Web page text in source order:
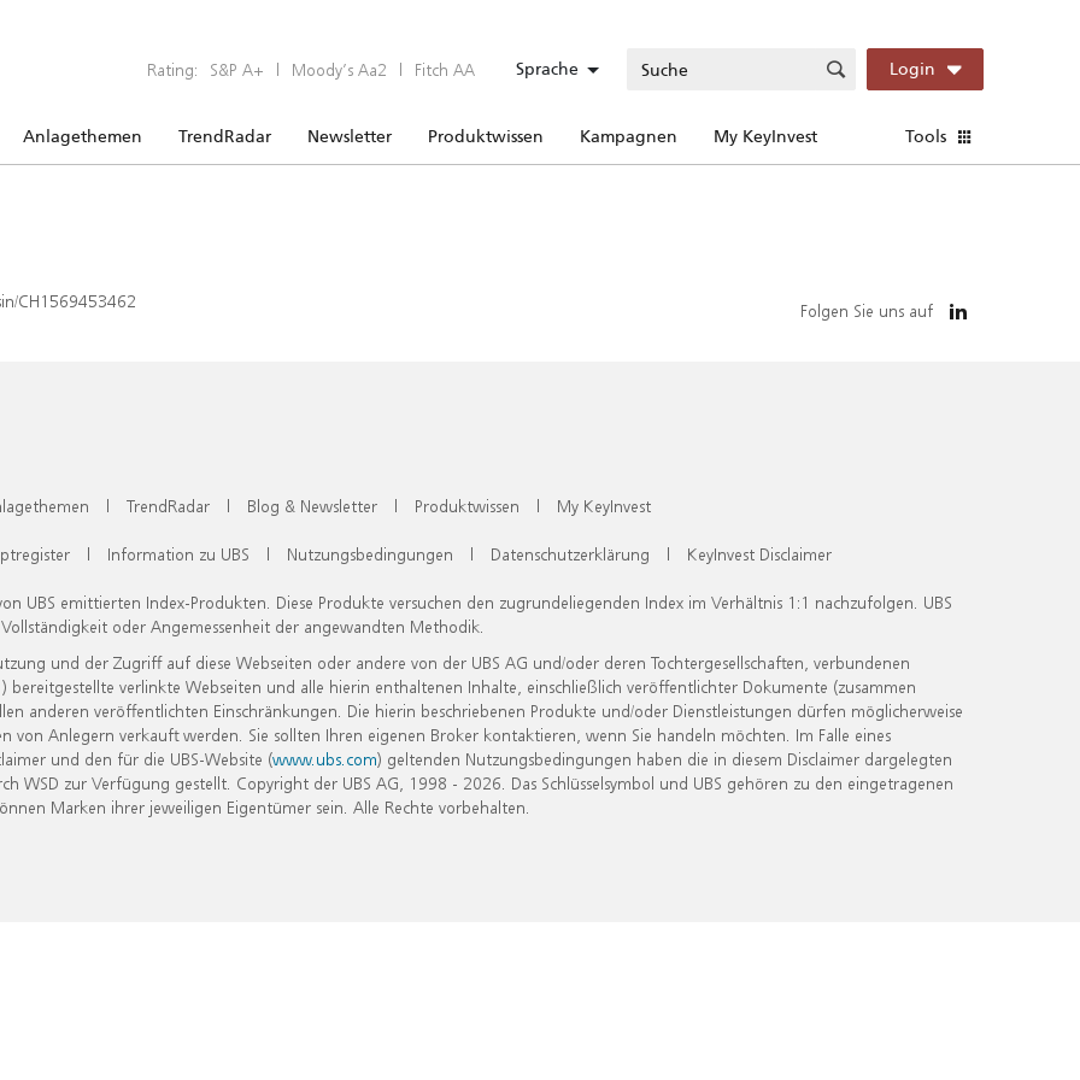
Rating: S&P A+ | Moody’s Aa2 | Fitch AA Sprache Login
Anlagethemen TrendRadar Newsletter Produktwissen Kampagnen My KeyInvest Tools
CH1569453462 Folgen Sie uns auf
| TrendRadar | Blog & Newsletter | Produktwissen | My KeyInvest
| Information zu UBS | Nutzungsbedingungen | Datenschutzerklärung | KeyInvest Disclaimer
UBS emittierten Index-Produkten. Diese Produkte versuchen den zugrundeliegenden Index im Verhältnis 1:1 nachzufolgen. UBS
oder Angemessenheit der angewandten Methodik.
und der Zugriff auf diese Webseiten oder andere von der UBS AG und/oder deren Tochtergesellschaften, verbundenen
verlinkte Webseiten und alle hierin enthaltenen Inhalte, einschließlich veröffentlichter Dokumente (zusammen
anderen veröffentlichten Einschränkungen. Die hierin beschriebenen Produkte und/oder Dienstleistungen dürfen möglicherweise
Anlegern verkauft werden. Sie sollten Ihren eigenen Broker kontaktieren, wenn Sie handeln möchten. Im Falle eines
und den für die UBS-Website (www.ubs.com) geltenden Nutzungsbedingungen haben die in diesem Disclaimer dargelegten
zur Verfügung gestellt. Copyright der UBS AG, 1998 - 2026. Das Schlüsselsymbol und UBS gehören zu den eingetragenen
Marken ihrer jeweiligen Eigentümer sein. Alle Rechte vorbehalten.